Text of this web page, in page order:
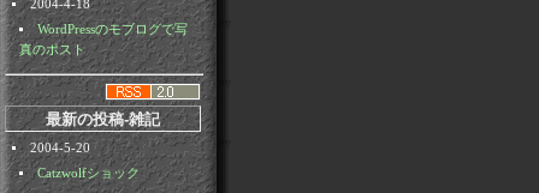
2004-4-18
WordPressのモブログで写
真のポスト
最新の投稿-雑記
2004-5-20
Catzwolfショック